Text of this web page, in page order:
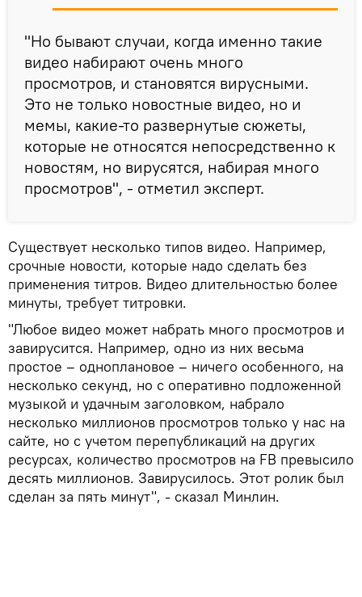
"Но бывают случаи, когда именно такие
видео набирают очень много
просмотров, и становятся вирусными.
Это не только новостные видео, но и
мемы, какие-то развернутые сюжеты,
которые не относятся непосредственно к
новостям, но вирусятся, набирая много
просмотров", - отметил эксперт.
Существует несколько типов видео. Например,
срочные новости, которые надо сделать без
применения титров. Видео длительностью более
минуты, требует титровки.
"Любое видео может набрать много просмотров и
завирусится. Например, одно из них весьма
простое – одноплановое – ничего особенного, на
несколько секунд, но с оперативно подложенной
музыкой и удачным заголовком, набрало
несколько миллионов просмотров только у нас на
сайте, но с учетом перепубликаций на других
ресурсах, количество просмотров на FB превысило
десять миллионов. Завирусилось. Этот ролик был
сделан за пять минут", - сказал Минлин.